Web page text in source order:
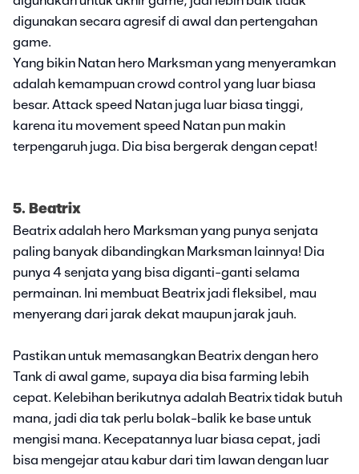
digunakan secara agresif di awal dan pertengahan
game.
Yang bikin Natan hero Marksman yang menyeramkan
adalah kemampuan crowd control yang luar biasa
besar. Attack speed Natan juga luar biasa tinggi,
karena itu movement speed Natan pun makin
terpengaruh juga. Dia bisa bergerak dengan cepat!
5. Beatrix
Beatrix adalah hero Marksman yang punya senjata
paling banyak dibandingkan Marksman lainnya! Dia
punya 4 senjata yang bisa diganti-ganti selama
permainan. Ini membuat Beatrix jadi fleksibel, mau
menyerang dari jarak dekat maupun jarak jauh.
Pastikan untuk memasangkan Beatrix dengan hero
Tank di awal game, supaya dia bisa farming lebih
cepat. Kelebihan berikutnya adalah Beatrix tidak butuh
mana, jadi dia tak perlu bolak-balik ke base untuk
mengisi mana. Kecepatannya luar biasa cepat, jadi
bisa mengejar atau kabur dari tim lawan dengan luar